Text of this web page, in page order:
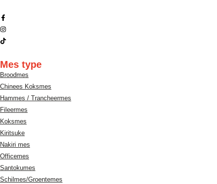
Mes type
Broodmes
Chinees Koksmes
Hammes / Trancheermes
Fileermes
Koksmes
Kiritsuke
Nakiri mes
Officemes
Santokumes
Schilmes/Groentemes